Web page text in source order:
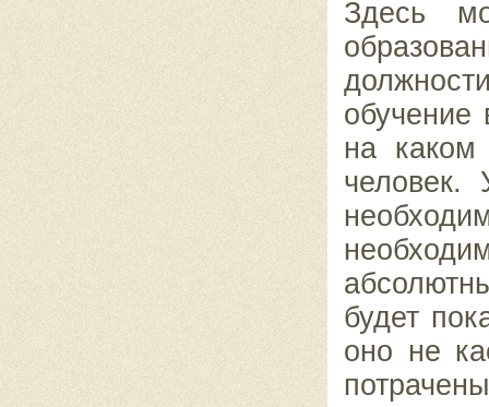
Здесь
на каком
человек.
будет
оно не